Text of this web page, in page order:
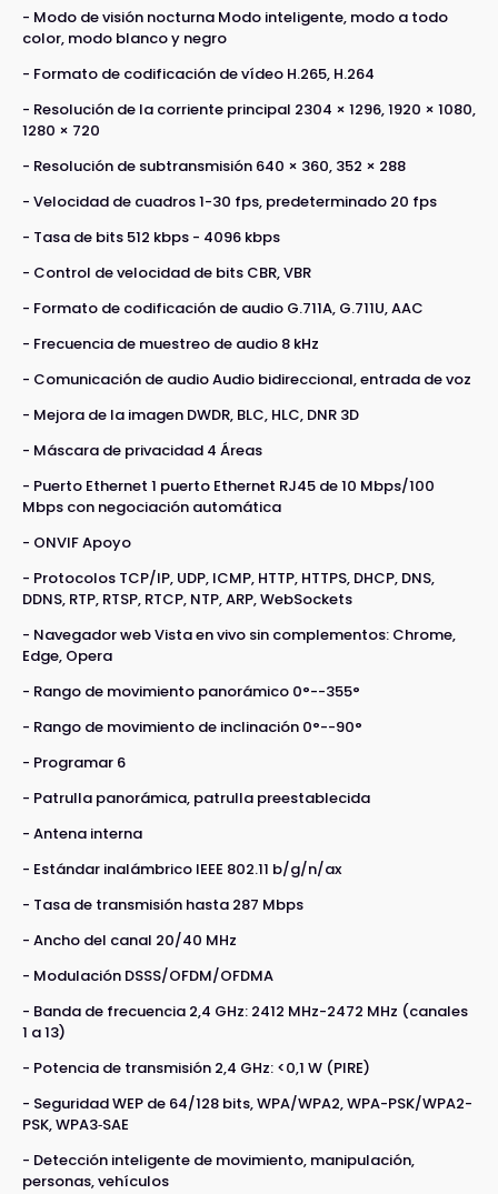
- Modo de visión nocturna Modo inteligente, modo a todo
color, modo blanco y negro
- Formato de codificación de vídeo H.265, H.264
- Resolución de la corriente principal 2304 × 1296, 1920 × 1080,
1280 × 720
- Resolución de subtransmisión 640 × 360, 352 × 288
- Velocidad de cuadros 1-30 fps, predeterminado 20 fps
- Tasa de bits 512 kbps - 4096 kbps
- Control de velocidad de bits CBR, VBR
- Formato de codificación de audio G.711A, G.711U, AAC
- Frecuencia de muestreo de audio 8 kHz
- Comunicación de audio Audio bidireccional, entrada de voz
- Mejora de la imagen DWDR, BLC, HLC, DNR 3D
- Máscara de privacidad 4 Áreas
- Puerto Ethernet 1 puerto Ethernet RJ45 de 10 Mbps/100
Mbps con negociación automática
- ONVIF Apoyo
- Protocolos TCP/IP, UDP, ICMP, HTTP, HTTPS, DHCP, DNS,
DDNS, RTP, RTSP, RTCP, NTP, ARP, WebSockets
- Navegador web Vista en vivo sin complementos: Chrome,
Edge, Opera
- Rango de movimiento panorámico 0°--355°
- Rango de movimiento de inclinación 0°--90°
- Programar 6
- Patrulla panorámica, patrulla preestablecida
- Antena interna
- Estándar inalámbrico IEEE 802.11 b/g/n/ax
- Tasa de transmisión hasta 287 Mbps
- Ancho del canal 20/40 MHz
- Modulación DSSS/OFDM/OFDMA
- Banda de frecuencia 2,4 GHz: 2412 MHz-2472 MHz (canales
1 a 13)
- Potencia de transmisión 2,4 GHz: <0,1 W (PIRE)
- Seguridad WEP de 64/128 bits, WPA/WPA2, WPA-PSK/WPA2-
PSK, WPA3‐SAE
- Detección inteligente de movimiento, manipulación,
personas, vehículos